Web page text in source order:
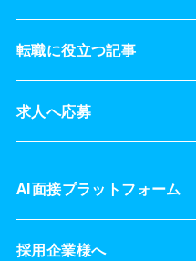
転職に役立つ記事
求人へ応募
AI面接プラットフォーム
採用企業様へ